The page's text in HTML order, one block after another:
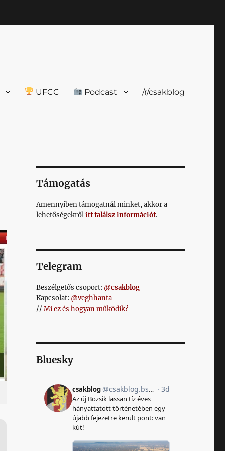
UFCC Podcast /r/csakblog
Támogatás
Amennyiben támogatnál minket, akkor a
lehetőségekrőlitt találsz információt.
Telegram
Beszélgetős csoport: @csakblog
Kapcsolat: @veghhanta
// Mi ez és hogyan működik?
Bluesky